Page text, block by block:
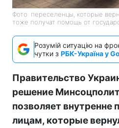
Фото: переселенцы, которые
тоже получат помощь от
Розумій ситуацію на
чутки з РБК-Україна у
Правительство
решение
позволяет
лицам, которые